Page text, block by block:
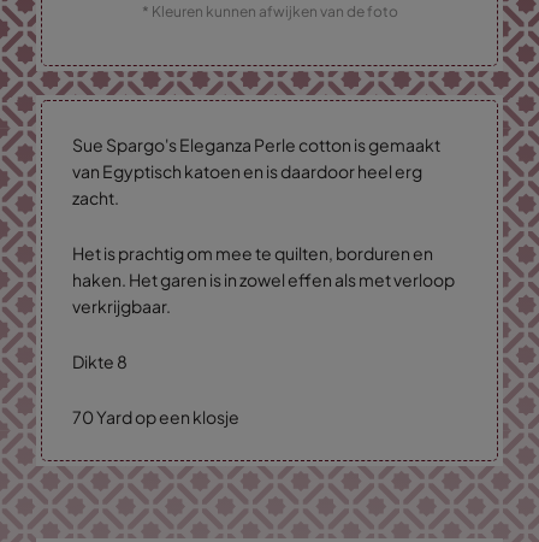
* Kleuren kunnen afwijken van de foto
Sue Spargo's Eleganza Perle cotton is gemaakt
van Egyptisch katoen en is daardoor heel erg
zacht.
Het is prachtig om mee te quilten, borduren en
haken. Het garen is in zowel effen als met verloop
verkrijgbaar.
Dikte 8
70 Yard op een klosje